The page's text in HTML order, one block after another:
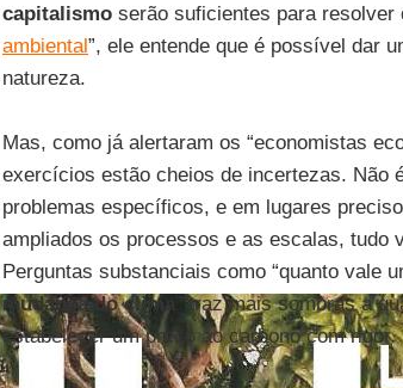
capitalismoserão suficientes para resolver
ambiental”, ele entende que é possível dar
natureza.
Mas, como já alertaram os “economistas
exercícios estão cheios de incertezas. Não
problemas específicos, e em lugares
ampliados os processos e as escalas, tudo
Perguntas substanciais como “quanto vale
mudança do clima ” traz mais sombras a
estabelecer um preço ao carbono com rigor.